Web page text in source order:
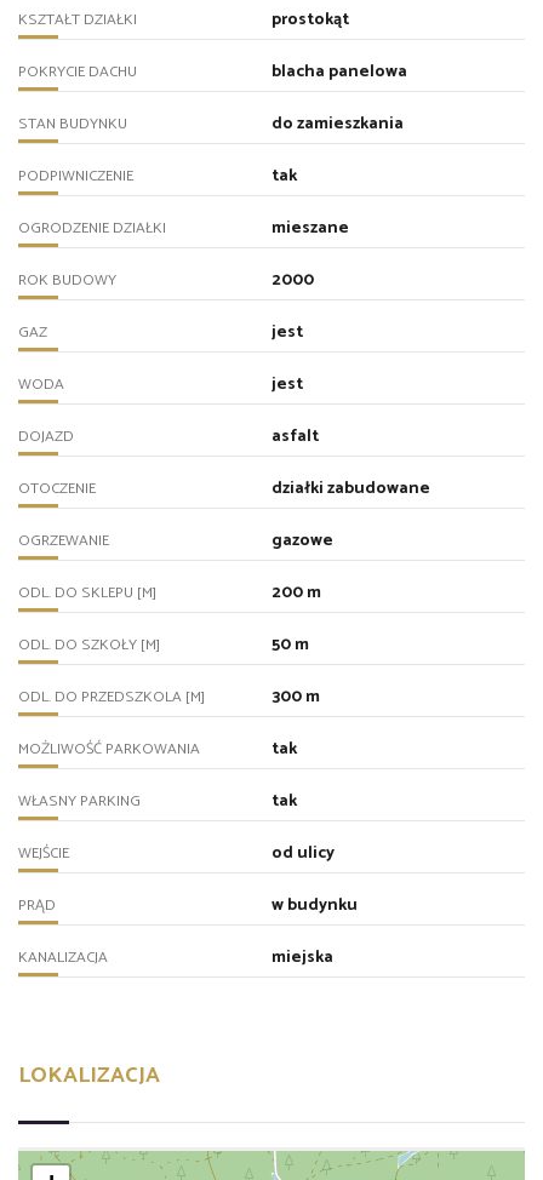
KSZTAŁT DZIAŁKI prostokąt
POKRYCIE DACHU blacha panelowa
STAN BUDYNKU do zamieszkania
PODPIWNICZENIE tak
OGRODZENIE DZIAŁKI mieszane
ROK BUDOWY 2000
GAZ jest
WODA jest
DOJAZD asfalt
OTOCZENIE działki zabudowane
OGRZEWANIE gazowe
ODL. DO SKLEPU [M] 200 m
ODL. DO SZKOŁY [M] 50 m
ODL. DO PRZEDSZKOLA [M] 300 m
MOŻLIWOŚĆ PARKOWANIA tak
WŁASNY PARKING tak
WEJŚCIE od ulicy
PRĄD w budynku
KANALIZACJA miejska
LOKALIZACJA